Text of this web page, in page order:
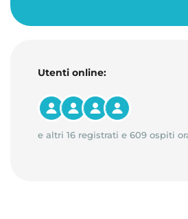
Utenti online:
e altri 16 registrati e 609 ospiti